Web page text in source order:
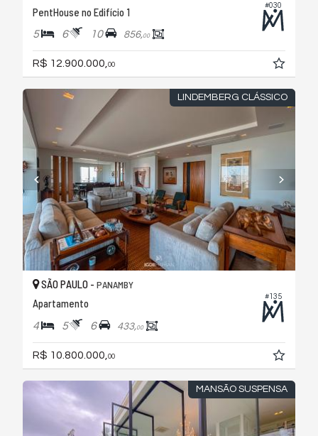
#030
PentHouse no Edifício 1
5 6 10 856,00
R$ 12.900.000, 00
LINDEMBERG CLÁSSICO
#135
SÃO PAULO - PANAMBY
Apartamento
4 5 6 433,00
R$ 10.800.000, 00
MANSÃO SUSPENSA